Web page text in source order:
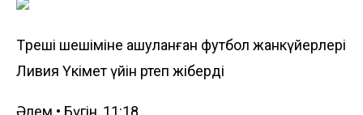
Төреші шешіміне ашуланған футбол жанкүйерлері
Ливия Үкімет үйін өртеп жіберді
Әлем • Бүгін, 11:18